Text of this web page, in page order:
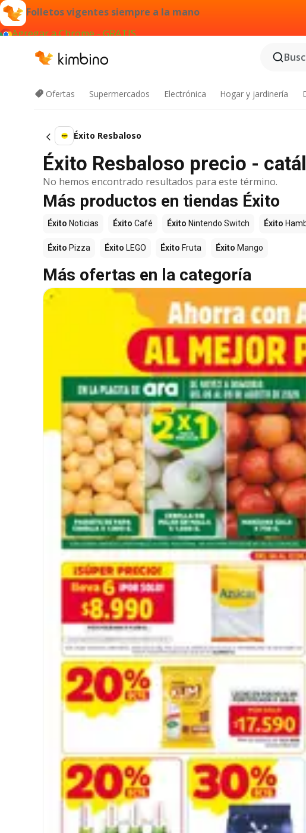
Folletos vigentes siempre a la mano
Agregar a Chrome - GRATIS
Ofertas Supermercados Electrónica Hogar y jardinería
Éxito Resbaloso
Éxito Resbaloso precio -
No hemos encontrado resultados para este término.
Más productos en tiendas Éxito
Éxito Noticias Éxito Café Éxito Nintendo Switch Éxito
Éxito Pizza Éxito LEGO Éxito Fruta Éxito Mango
Más ofertas en la categoría